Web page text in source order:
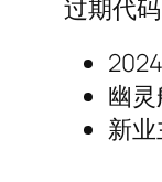
过期代码
幽
新业